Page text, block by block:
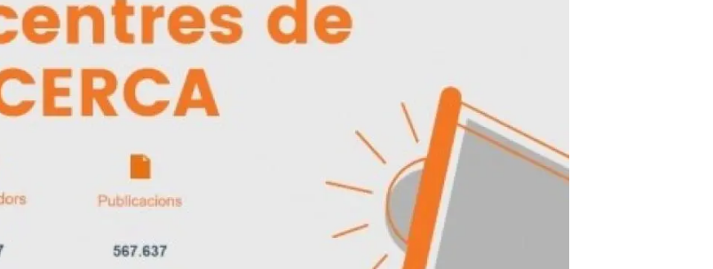
Un lloc on créixer
Desenvolupament de carrera
Seminaris i activitats internes
T’oferim formació